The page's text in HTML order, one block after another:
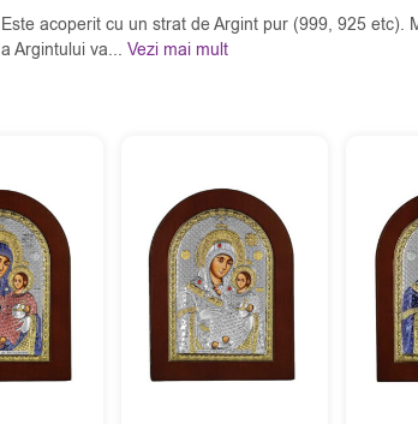
Este acoperit cu un strat de Argint pur (999, 925 etc).
a Argintului va...Vezi mai mult